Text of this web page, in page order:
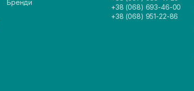
Бренди
+38 (068) 693-46-00
+38 (068) 951-22-86